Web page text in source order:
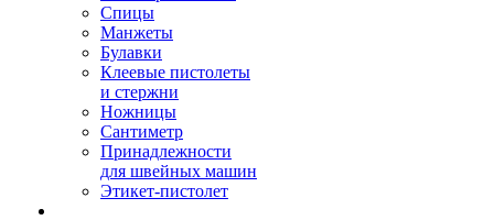
Спицы
Манжеты
Булавки
Клеевые пистолеты
и стержни
Ножницы
Сантиметр
Принадлежности
для швейных машин
Этикет-пистолет